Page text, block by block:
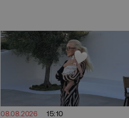
08.08.2026 15:10